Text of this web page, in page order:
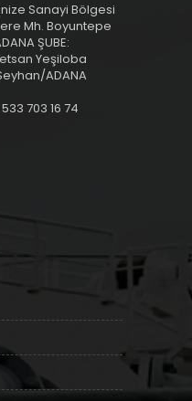
Sanayi Bölgesi
Mh. Boyuntepe
ŞUBE:
Yeşiloba
ADANA
703 16 74